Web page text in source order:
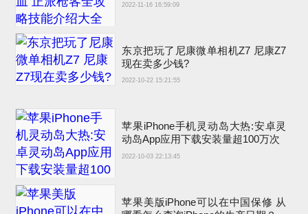
2022-11-16 16:59:09
东京把玩了尼康微单相机Z7 尼康Z7
现在卖多少钱?
2022-10-22 15:21:55
苹果iPhone手机灵动岛大热:安卓灵
动岛App应用下载安装量超100万次
2022-10-03 22:13:45
苹果美版iPhone可以在中国保修 从